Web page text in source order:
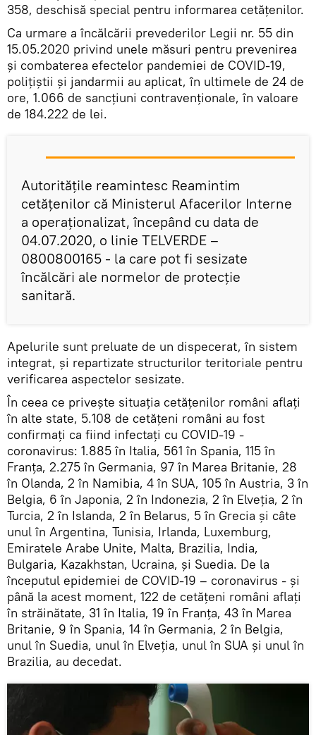
358, deschisă special pentru informarea cetățenilor.
Ca urmare a încălcării prevederilor Legii nr. 55 din
15.05.2020 privind unele măsuri pentru prevenirea
și combaterea efectelor pandemiei de COVID-19,
polițiștii și jandarmii au aplicat, în ultimele de 24 de
ore, 1.066 de sancţiuni contravenţionale, în valoare
de 184.222 de lei.
Autoritățile reamintesc Reamintim
cetățenilor că Ministerul Afacerilor Interne
a operaționalizat, începând cu data de
04.07.2020, o linie TELVERDE –
0800800165 - la care pot fi sesizate
încălcări ale normelor de protecție
sanitară.
Apelurile sunt preluate de un dispecerat, în sistem
integrat, și repartizate structurilor teritoriale pentru
verificarea aspectelor sesizate.
În ceea ce privește situația cetățenilor români aflați
în alte state, 5.108 de cetățeni români au fost
confirmați ca fiind infectați cu COVID-19 -
coronavirus: 1.885 în Italia, 561 în Spania, 115 în
Franța, 2.275 în Germania, 97 în Marea Britanie, 28
în Olanda, 2 în Namibia, 4 în SUA, 105 în Austria, 3 în
Belgia, 6 în Japonia, 2 în Indonezia, 2 în Elveția, 2 în
Turcia, 2 în Islanda, 2 în Belarus, 5 în Grecia și câte
unul în Argentina, Tunisia, Irlanda, Luxemburg,
Emiratele Arabe Unite, Malta, Brazilia, India,
Bulgaria, Kazakhstan, Ucraina, și Suedia. De la
începutul epidemiei de COVID-19 – coronavirus - și
până la acest moment, 122 de cetățeni români aflați
în străinătate, 31 în Italia, 19 în Franța, 43 în Marea
Britanie, 9 în Spania, 14 în Germania, 2 în Belgia,
unul în Suedia, unul în Elveția, unul în SUA și unul în
Brazilia, au decedat.